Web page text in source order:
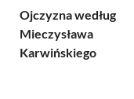
Ojczyzna według
Mieczysława
Karwińskiego